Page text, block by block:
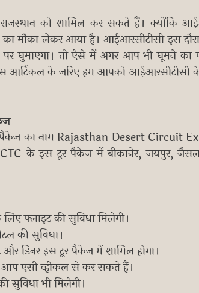
को शामिल कर सकते हैं। क्योंकि
का मौका लेकर आया है। आईआरसीटीसी इस
घुमाएगा। तो ऐसे में अगर आप भी घूमने का
के जरिए हम आपको आईआरसीटीसी के
का नाम Rajasthan Desert Circuit
के इस टूर पैकेज में बीकानेर, जयपुर,
फ्लाइट की सुविधा मिलेगी।
की सुविधा।
डिनर इस टूर पैकेज में शामिल होगा।
आप एसी व्हीकल से कर सकते हैं।
सुविधा भी मिलेगी।